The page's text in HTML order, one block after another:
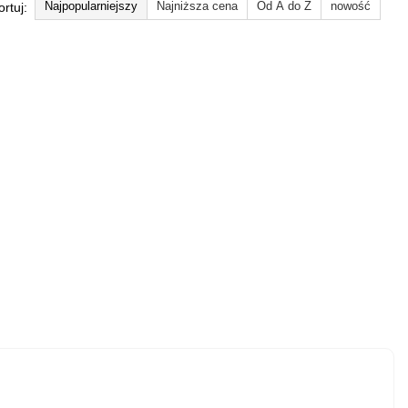
Najpopularniejszy Najniższa cena Od A do Z nowość